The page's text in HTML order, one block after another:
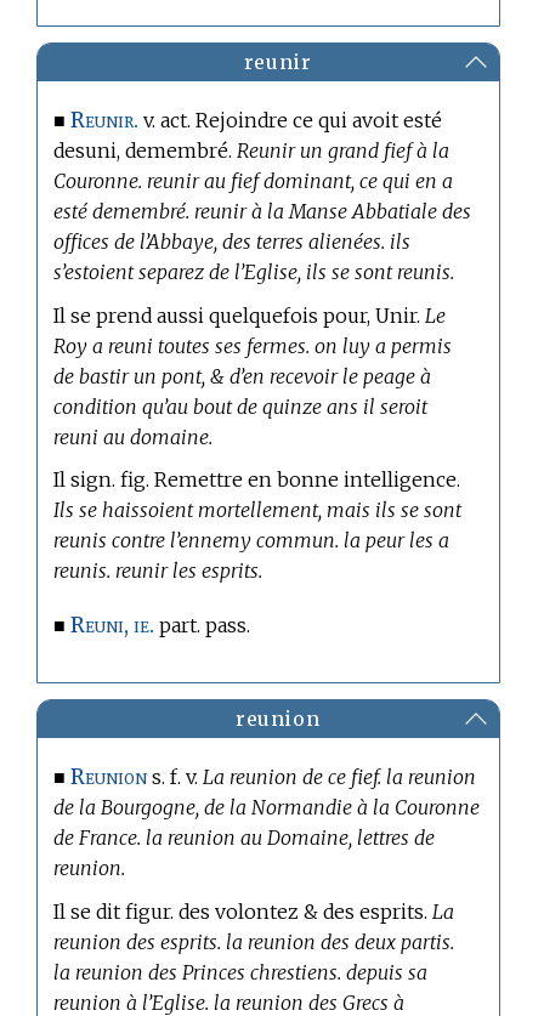
reunir
■Reunir. v. act. Rejoindre ce qui avoit esté
desuni, demembré. Reunir un grand fief à la
Couronne. reunir au fief dominant, ce qui en a
esté demembré. reunir à la Manse Abbatiale des
offices de l’Abbaye, des terres alienées. ils
s’estoient separez de l’Eglise, ils se sont reunis.
Il se prend aussi quelquefois pour, Unir. Le
Roy a reuni toutes ses fermes. on luy a permis
de bastir un pont, & d’en recevoir le peage à
condition qu’au bout de quinze ans il seroit
reuni au domaine.
Il sign. fig. Remettre en bonne intelligence.
Ils se haissoient mortellement, mais ils se sont
reunis contre l’ennemy commun. la peur les a
reunis. reunir les esprits.
■Reuni, ie. part. pass.
reunion
■Reunion s. f. v. La reunion de ce fief. la reunion
de la Bourgogne, de la Normandie à la Couronne
de France. la reunion au Domaine, lettres de
reunion.
Il se dit figur. des volontez & des esprits. La
reunion des esprits. la reunion des deux partis.
la reunion des Princes chrestiens. depuis sa
reunion à l’Eglise. la reunion des Grecs à